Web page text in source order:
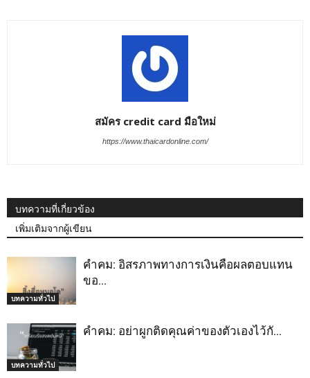
สมัคร credit card มือใหม่
https://www.thaicardonline.com/
บทความที่เกี่ยวข้อง
เพิ่มเติมจากผู้เขียน
บทความทั่วไป
คำคม: อิสรภาพทางการเงินคือผลตอบแทน
ขอ…
บทความทั่วไป
คำคม: อย่าผูกติดคุณค่าของตัวเองไว้กั…